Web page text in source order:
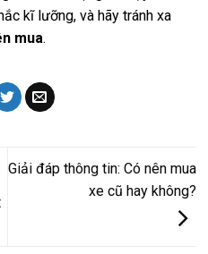
kĩ lưỡng, và hãy tránh xa
mua.
Giải đáp thông tin: Có nên mua
xe cũ hay không?